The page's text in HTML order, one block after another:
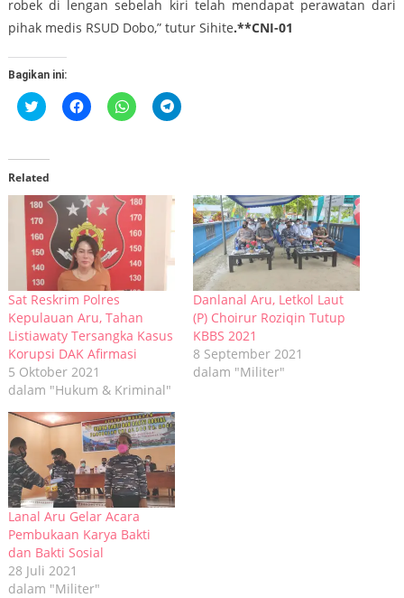
robek di lengan sebelah kiri telah mendapat perawatan dari
pihak medis RSUD Dobo,” tutur Sihite.**CNI-01
Bagikan ini:
Klik
untuk
di
jendela
yang
baru)
Klik
untuk
baru)
Klik
untuk
baru)
Klik
untuk
baru)
Related
Sat Reskrim Polres
Kepulauan Aru, Tahan
Listiawaty Tersangka Kasus
Korupsi DAK Afirmasi
5 Oktober 2021
dalam "Hukum & Kriminal"
Danlanal Aru, Letkol Laut
(P) Choirur Roziqin Tutup
KBBS 2021
8 September 2021
dalam "Militer"
Lanal Aru Gelar Acara
Pembukaan Karya Bakti
dan Bakti Sosial
28 Juli 2021
dalam "Militer"